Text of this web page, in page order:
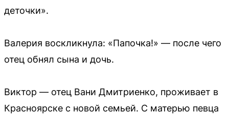
деточки».
Валерия воскликнула: «Папочка!» — после чего
отец обнял сына и дочь.
Виктор — отец Вани Дмитриенко, проживает в
Красноярске с новой семьей. С матерью певца